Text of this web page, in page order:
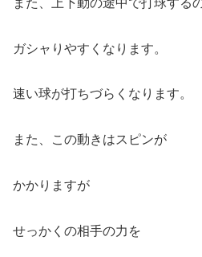
ガシャりやすくなります。
速い球が打ちづらくなります。
また、この動きはスピンが
かかりますが
せっかくの相手の力を